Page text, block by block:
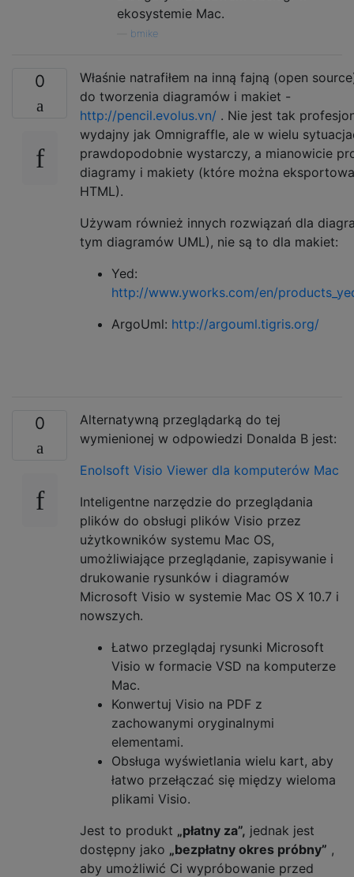
ekosystemie Mac.
bmike
0
Właśnie natrafiłem na inną fajną (open
do tworzenia diagramów i makiet -
http://pencil.evolus.vn/ . Nie jest tak
wydajny jak Omnigraffle, ale w wielu
prawdopodobnie wystarczy, a mianowicie
diagramy i makiety (które można
HTML).
Używam również innych rozwiązań dla
tym diagramów UML), nie są to dla makiet:
Yed:
http://www.yworks.com/en/
ArgoUml: http://argouml.tigris.org/
0
Alternatywną przeglądarką do tej
wymienionej w odpowiedzi Donalda B jest:
Enolsoft Visio Viewer dla komputerów Mac
Inteligentne narzędzie do przeglądania
plików do obsługi plików Visio przez
użytkowników systemu Mac OS,
umożliwiające przeglądanie, zapisywanie i
drukowanie rysunków i diagramów
Microsoft Visio w systemie Mac OS X 10.7 i
nowszych.
Łatwo przeglądaj rysunki Microsoft
Visio w formacie VSD na komputerze
Mac.
Konwertuj Visio na PDF z
zachowanymi oryginalnymi
elementami.
Obsługa wyświetlania wielu kart, aby
łatwo przełączać się między wieloma
plikami Visio.
Jest to produkt „płatny za”, jednak jest
dostępny jako „bezpłatny okres próbny” ,
aby umożliwić Ci wypróbowanie przed